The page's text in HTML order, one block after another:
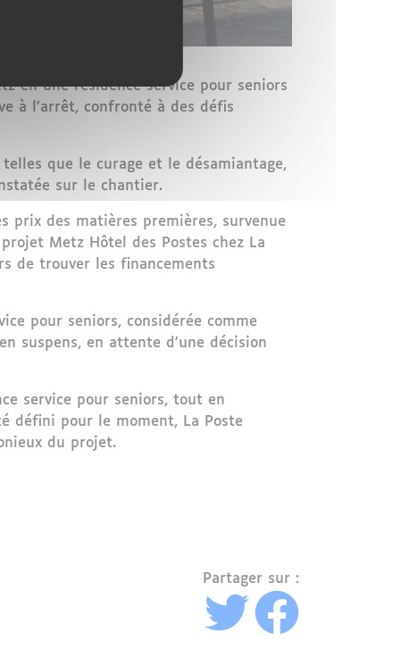
en une résidence service pour seniors
à l'arrêt, confronté à des défis
que le curage et le désamiantage,
sur le chantier.
prix des matières premières, survenue
Metz Hôtel des Postes chez La
de trouver les financements
pour seniors, considérée comme
suspens, en attente d'une décision
service pour seniors, tout en
défini pour le moment, La Poste
du projet.
Partager sur :